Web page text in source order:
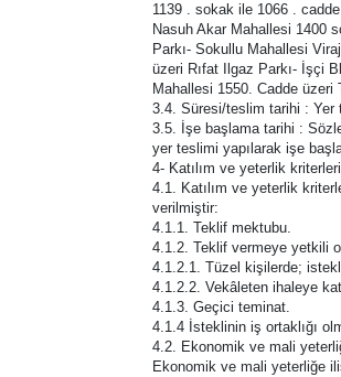
1139 . sokak ile 1066 .
Nasuh Akar Mahallesi 1400
Parkı- Sokullu Mahallesi
üzeri Rıfat Ilgaz Parkı- İşçi
Mahallesi 1550. Cadde
3.4. Süresi/teslim tarihi : Yer
3.5. İşe başlama tarihi :
yer teslimi yapılarak işe
4- Katılım ve yeterlik
4.1. Katılım ve yeterlik
verilmiştir:
4.1.1. Teklif mektubu.
4.1.2. Teklif vermeye yetkili
4.1.2.1. Tüzel kişilerde;
4.1.2.2. Vekâleten ihaleye
4.1.3. Geçici teminat.
4.1.4 İsteklinin iş ortaklığı
4.2. Ekonomik ve mali
Ekonomik ve mali yeterliğe